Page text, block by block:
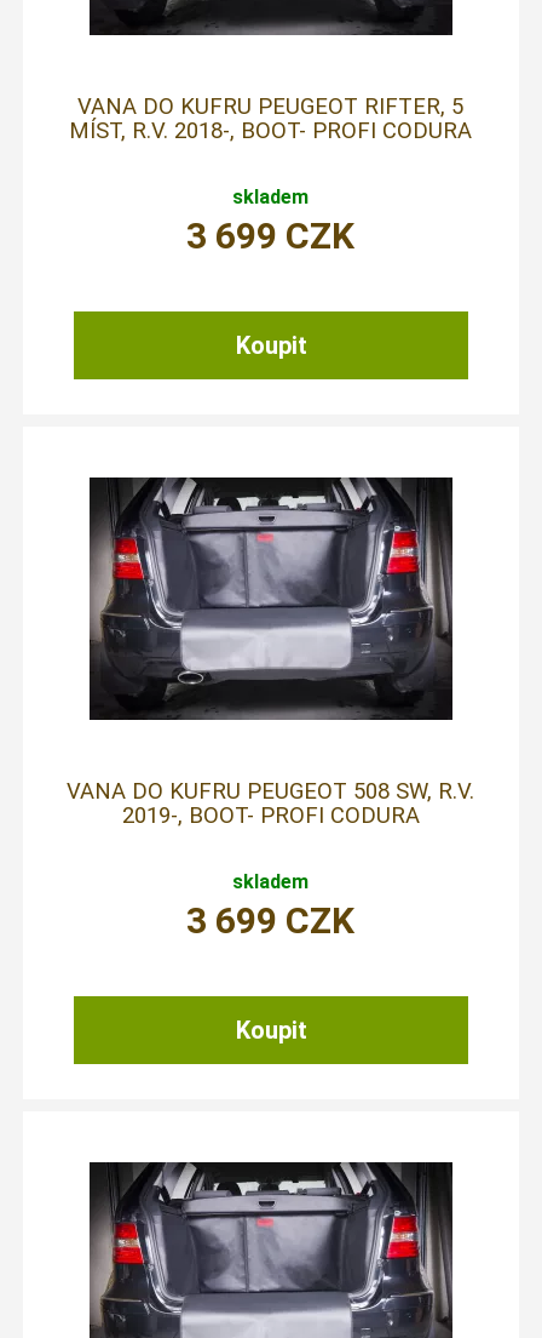
VANA DO KUFRU PEUGEOT RIFTER, 5
MÍST, R.V. 2018-, BOOT- PROFI CODURA
skladem
3 699 CZK
VANA DO KUFRU PEUGEOT 508 SW, R.V.
2019-, BOOT- PROFI CODURA
skladem
3 699 CZK